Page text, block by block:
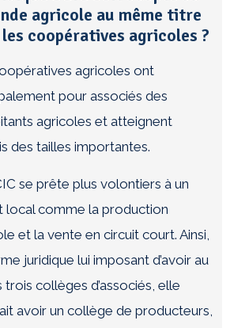
agricole au même titre
coopératives agricoles ?
agricoles ont
pour associés des
agricoles et atteignent
des tailles importantes.
se prête plus volontiers à un
local comme la production
et la vente en circuit court. Ainsi,
juridique lui imposant d’avoir au
trois collèges d’associés, elle
avoir un collège de producteurs,